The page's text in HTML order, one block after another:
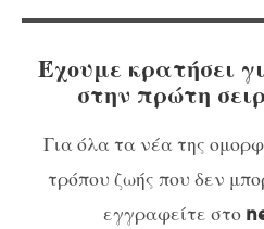
Έχουμε κρατήσει
στην πρώτη
Για όλα τα νέα της
τρόπου ζωής που δεν
εγγραφείτε στο